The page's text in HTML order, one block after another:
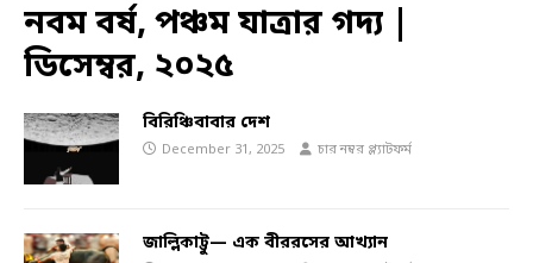
নবম বর্ষ, পঞ্চম যাত্রার গদ্য |
ডিসেম্বর, ২০২৫
বিরিঞ্চিবাবার দেশ
December 31, 2025 চার নম্বর প্ল্যাটফর্ম
জাল্লিকাট্টু— এক বীররসের আখ্যান